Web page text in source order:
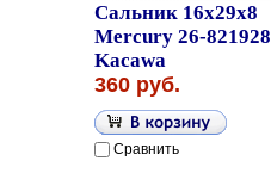
Сальник 16x29x8
Mercury 26-821928
Kacawa
360 руб.
Сравнить